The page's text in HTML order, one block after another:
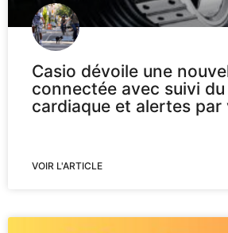
Casio dévoile une
connectée avec suivi
cardiaque et alertes par
VOIR L'ARTICLE